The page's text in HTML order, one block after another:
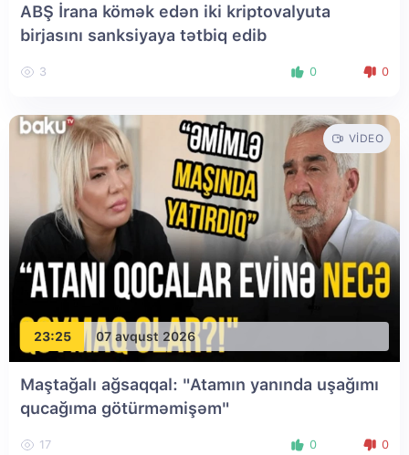
ABŞ İrana kömək edən iki kriptovalyuta
birjasını sanksiyaya tətbiq edib
3 0 0
23:25 07 avqust 2026
VIDEO
Maştağalı ağsaqqal: "Atamın yanında uşağımı
qucağıma götürməmişəm"
17 0 0